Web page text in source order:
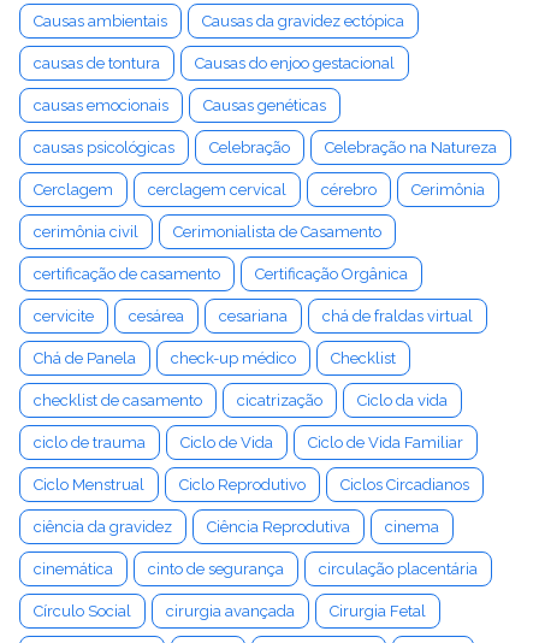
Causas ambientais Causas da gravidez ectópica
causas de tontura Causas do enjoo gestacional
causas emocionais Causas genéticas
causas psicológicas Celebração Celebração na Natureza
Cerclagem cerclagem cervical cérebro Cerimônia
cerimônia civil Cerimonialista de Casamento
certificação de casamento Certificação Orgânica
cervicite cesárea cesariana chá de fraldas virtual
Chá de Panela check-up médico Checklist
checklist de casamento cicatrização Ciclo da vida
ciclo de trauma Ciclo de Vida Ciclo de Vida Familiar
Ciclo Menstrual Ciclo Reprodutivo Ciclos Circadianos
ciência da gravidez Ciência Reprodutiva cinema
cinemática cinto de segurança circulação placentária
Círculo Social cirurgia avançada Cirurgia Fetal